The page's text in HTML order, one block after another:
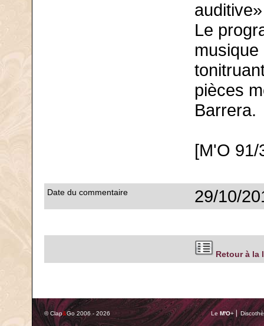
Le
pièces
Barrera.
[M'O 91/
Date du commentaire 29/10/
Retour à la
© Clap&Go 2006 - 2026 Le M'O+ ⎢